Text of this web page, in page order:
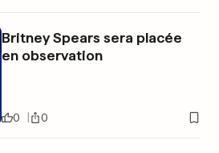
Britney Spears sera placée
en observation
0 0